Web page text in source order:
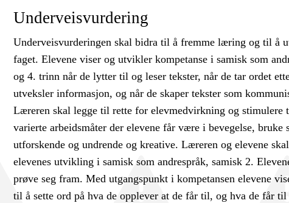
Underveisvurdering
Underveisvurderingen skal bidra til å fremme læring og til å
faget. Elevene viser og utvikler kompetanse i samisk som
og 4. trinn når de lytter til og leser tekster, når de tar ordet
utveksler informasjon, og når de skaper tekster som
Læreren skal legge til rette for elevmedvirkning og
varierte arbeidsmåter der elevene får være i bevegelse, bruke
utforskende og undrende og kreative. Læreren og elevene
elevenes utvikling i samisk som andrespråk, samisk 2.
prøve seg fram. Med utgangspunkt i kompetansen elevene
til å sette ord på hva de opplever at de får til, og hva de får